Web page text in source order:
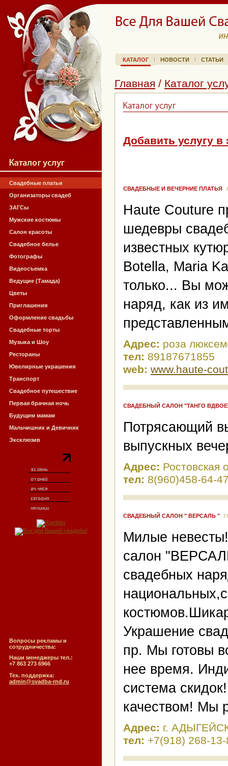
Свадебные платья
Организаторы свадеб
ЗАГСы
Мужские костюмы
Салон красоты
Свадебное белье
Фотографы
Видеосъемка
Ведущие (Тамада)
Цветы
Приглашения
Оформление свадьбы
Свадебные торты
Музыка и Шоу
Рестораны
Ювелирные украшения
Транспорт
Свадебное путешествие
Первая брачная ночь
Будущим мамам
Мальчишник и Девичник
Эксклюзив
Вопросы рекламы и
сотрудничества:
Наши менеджеры тел.:
+7 863 273 6966
Тех. поддержка:
admin@svadba-rnd.ru
КАТАЛОГ НОВОСТИ СТАТЬИ
Главная / Каталог
Добавить услугу в
СВАДЕБНЫЕ И ВЕЧЕРНИЕ ПЛАТЬЯ
Haute Couture
шедевры
известных
Botella, Maria
только... Вы
наряд, как из
Адрес: роза
тел: 89187671855
web: www.haute-
СВАДЕБНЫЙ САЛОН "ТАНГО
Потрясающий
выпускных
Адрес: Ростовская
тел: 8(960)458-64-
СВАДЕБНЫЙ САЛОН " ВЕРСАЛЬ " /
Милые
салон
свадебных
Украшение
пр. Мы готовы
нее время.
система
качеством! Мы
Адрес: г.
тел: +7(918) 268-